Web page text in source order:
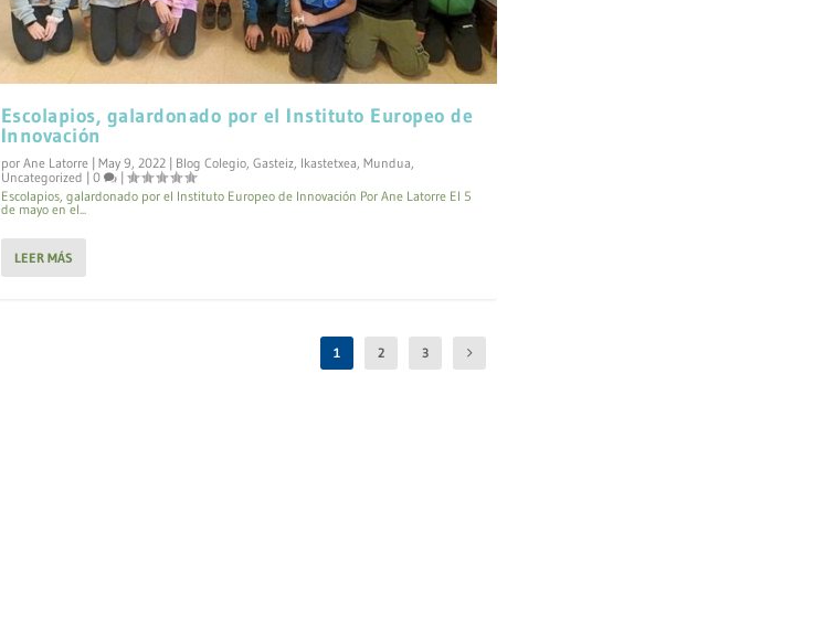
Escolapios, galardonado por el Instituto Europeo de
Innovación
por Ane Latorre| May 9, 2022| Blog Colegio, Gasteiz, Ikastetxea Mundua
Uncategorized | 0
|
Escolapios, galardonado por el Instituto Europeo de Innovación Por Ane Latorre El 5
de mayo en el...
LEER MÁS
1 2 3